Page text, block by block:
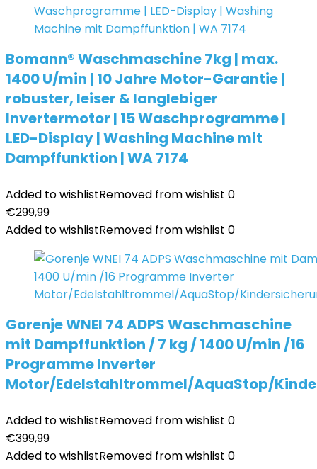
Bomann® Waschmaschine 7kg | max.
1400 U/min | 10 Jahre Motor-Garantie |
robuster, leiser & langlebiger
Invertermotor | 15 Waschprogramme |
LED-Display | Washing Machine mit
Dampffunktion | WA 7174
Added to wishlistRemoved from wishlist 0
€299,99
Added to wishlistRemoved from wishlist 0
Gorenje WNEI 74 ADPS Waschmaschine
mit Dampffunktion / 7 kg / 1400 U/min /16
Programme Inverter
Motor/Edelstahltrommel/AquaStop/
Added to wishlistRemoved from wishlist 0
€399,99
Added to wishlistRemoved from wishlist 0